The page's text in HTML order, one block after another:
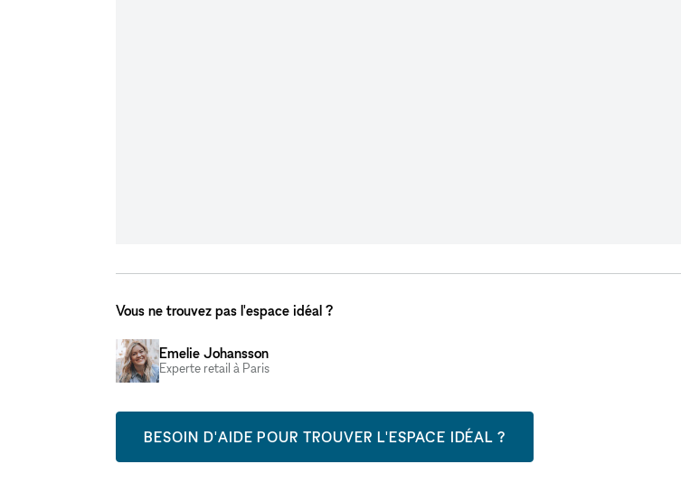
Vous ne trouvez pas l'espace idéal ?
Emelie Johansson
Experte retail à Paris
BESOIN D'AIDE POUR TROUVER L'ESPACE IDÉAL ?